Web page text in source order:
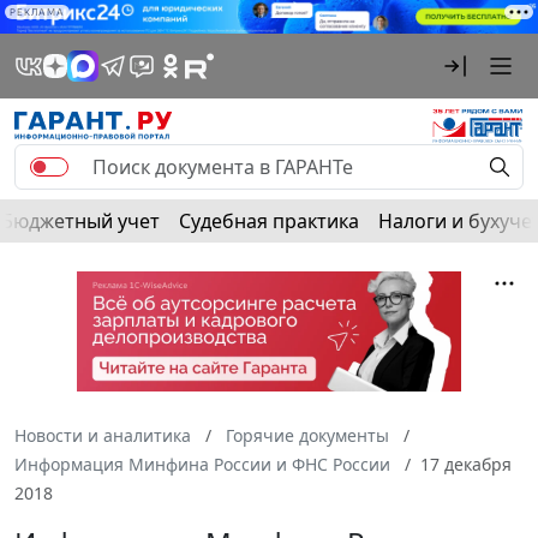
РЕКЛАМА
Бюджетный учет Судебная практика Налоги и
Новости и аналитика
Горячие документы
Информация Минфина России и ФНС России
17 декабря
2018